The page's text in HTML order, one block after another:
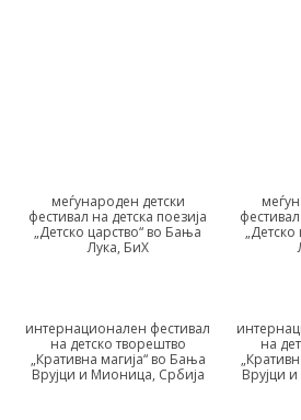
меѓународен детски
фестивал на детска поезија
„Детско царство“ во Бања
Лука, БиХ
интернационален фестивал
на детско творештво
„Кративна магија“ во Бања
Врујци и Мионица, Србија
на
Врујци